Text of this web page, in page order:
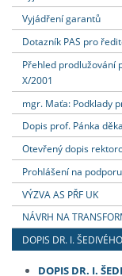
Vyjádření garantů
Dotazník PAS pro
Přehled prodlužování
X/2001
mgr. Maťa: Podklady
Dopis prof. Pánka
Otevřený dopis
Prohlášení na
VÝZVA AS PŘF UK
NÁVRH NA
DOPIS DR. I.
DOPIS DR. I.